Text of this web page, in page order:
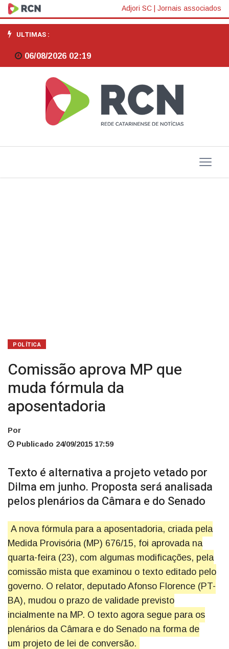
Comissão
aprova
MP
muda
fórmula
da
Adjori SC Jornais associados
ULTIMAS :
06/08/2026 02:19
POLÍTICA
Comissão aprova MP que
muda fórmula da
aposentadoria
Por
Publicado 24/09/2015 17:59
Texto é alternativa a projeto vetado por
Dilma em junho. Proposta será analisada
pelos plenários da Câmara e do Senado
A nova fórmula para a aposentadoria, criada pela
Medida Provisória (MP) 676/15, foi aprovada na
quarta-feira (23), com algumas modificações, pela
comissão mista que examinou o texto editado pelo
governo. O relator, deputado Afonso Florence (PT-
BA), mudou o prazo de validade previsto
incialmente na MP. O texto agora segue para os
plenários da Câmara e do Senado na forma de
um projeto de lei de conversão.